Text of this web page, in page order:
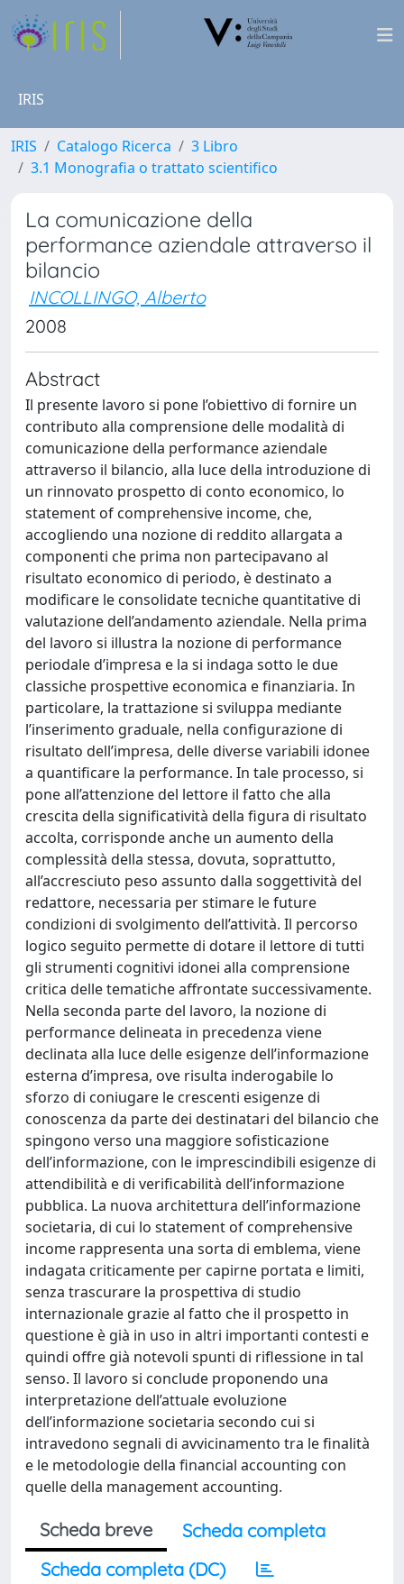
IRIS
IRIS Catalogo Ricerca
3 Libro
3.1 Monografia o trattato scientifico
La comunicazione della
performance aziendale attraverso il
bilancio
INCOLLINGO, Alberto
2008
Abstract
Il presente lavoro si pone l’obiettivo di fornire un
contributo alla comprensione delle modalità di
comunicazione della performance aziendale
attraverso il bilancio, alla luce della introduzione di
un rinnovato prospetto di conto economico, lo
statement of comprehensive income, che,
accogliendo una nozione di reddito allargata a
componenti che prima non partecipavano al
risultato economico di periodo, è destinato a
modificare le consolidate tecniche quantitative di
valutazione dell’andamento aziendale. Nella prima
del lavoro si illustra la nozione di performance
periodale d’impresa e la si indaga sotto le due
classiche prospettive economica e finanziaria. In
particolare, la trattazione si sviluppa mediante
l’inserimento graduale, nella configurazione di
risultato dell’impresa, delle diverse variabili idonee
a quantificare la performance. In tale processo, si
pone all’attenzione del lettore il fatto che alla
crescita della significatività della figura di risultato
accolta, corrisponde anche un aumento della
complessità della stessa, dovuta, soprattutto,
all’accresciuto peso assunto dalla soggettività del
redattore, necessaria per stimare le future
condizioni di svolgimento dell’attività. Il percorso
logico seguito permette di dotare il lettore di tutti
gli strumenti cognitivi idonei alla comprensione
critica delle tematiche affrontate successivamente.
Nella seconda parte del lavoro, la nozione di
performance delineata in precedenza viene
declinata alla luce delle esigenze dell’informazione
esterna d’impresa, ove risulta inderogabile lo
sforzo di coniugare le crescenti esigenze di
conoscenza da parte dei destinatari del bilancio che
spingono verso una maggiore sofisticazione
dell’informazione, con le imprescindibili esigenze di
attendibilità e di verificabilità dell’informazione
pubblica. La nuova architettura dell’informazione
societaria, di cui lo statement of comprehensive
income rappresenta una sorta di emblema, viene
indagata criticamente per capirne portata e limiti,
senza trascurare la prospettiva di studio
internazionale grazie al fatto che il prospetto in
questione è già in uso in altri importanti contesti e
quindi offre già notevoli spunti di riflessione in tal
senso. Il lavoro si conclude proponendo una
interpretazione dell’attuale evoluzione
dell’informazione societaria secondo cui si
intravedono segnali di avvicinamento tra le finalità
e le metodologie della financial accounting con
quelle della management accounting.
Scheda breve
Scheda completa
Scheda completa (DC)